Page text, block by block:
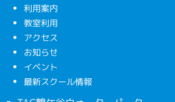
利用案内
教室利用
アクセス
お知らせ
イベント
最新スクール情報